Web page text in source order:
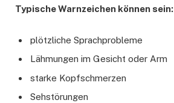
Typische Warnzeichen können sein:
plötzliche Sprachprobleme
Lähmungen im Gesicht oder Arm
starke Kopfschmerzen
Sehstörungen